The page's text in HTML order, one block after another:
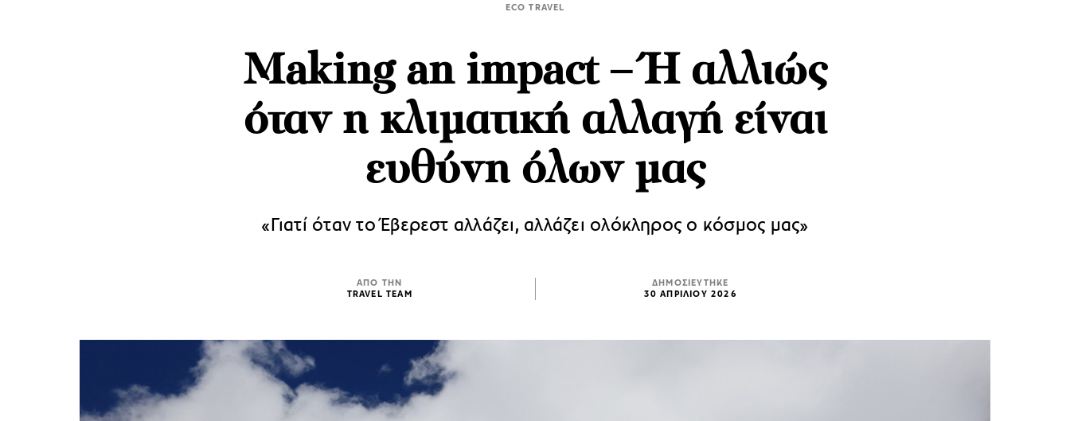
ECO TRAVEL
Making an impact – Ή αλλιώς
όταν η κλιματική αλλαγή είναι
ευθύνη όλων μας
«Γιατί όταν το Έβερεστ αλλάζει, αλλάζει ολόκληρος ο κόσμος μας»
ΑΠΟ ΤΗΝ
TRAVEL TEAM
ΔΗΜΟΣΙΕΥΤΗΚΕ
30 ΑΠΡΙΛΙΟΥ 2026